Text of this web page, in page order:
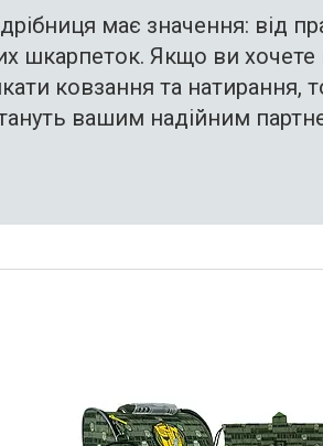
має значення: від
шкарпеток. Якщо ви хочете
ковзання та натирання,
вашим надійним